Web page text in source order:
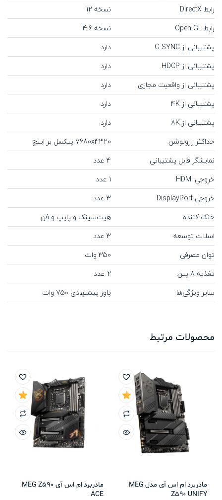
رابط DirectX
نسخه 12
رابط Open GL
نسخه 4.6
پشتیبانی از G-SYNC
دارد
پشتیبانی از HDCP
دارد
پشتیبانی از واقعیت مجازی
دارد
پشتیبانی از 4K
دارد
پشتیبانی از 8K
دارد
حداکثر رزولوشن
7680x4320 پیکسل بر اینچ
نمایشگر قابل پشتیبانی
4 عدد
خروجی HDMI
1 عدد
خروجی DisplayPort
3 عدد
خنک کننده
هیت‌سینک و پایپ و فن
اسلات توسعه
3 عدد
توان مصرفی
350 وات
تغذیه 8 پین
2 عدد
سایر ویژگی‌ها
پاور پیشنهادی 750 وات
محصولات مرتبط
مادربرد ام اس آی مدل MEG
Z590 UNIFY
مادربرد ام اس آی MEG Z590
ACE